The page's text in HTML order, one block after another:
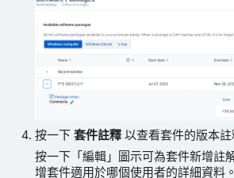
按一下套件註釋 以查看套件的版本註
按一下「編輯」圖示可為套件新增註
增套件適用於哪個使用者的詳細資料。